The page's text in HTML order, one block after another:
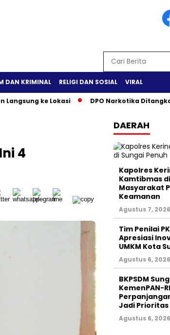
DAN KRIMINAL RELIGI DAN SOSIAL VIRAL
Langsung ke Lokasi DPO Narkotika
4
DAERAH
Kapolres
Kamtibmas
Masyarakat
Keamanan
Agustus 7,
Tim Penilai
Apresiasi
UMKM Kota
Agustus 6,
BKPSDM
KemenPAN-
Jadi Prioritas
Agustus 6,